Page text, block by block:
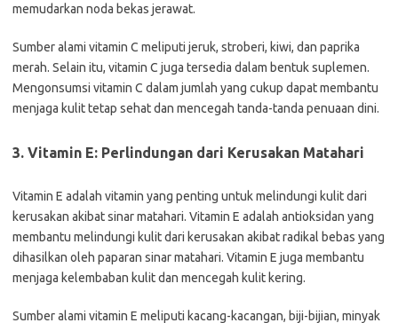
memudarkan noda bekas jerawat.
Sumber alami vitamin C meliputi jeruk, stroberi, kiwi, dan paprika
merah. Selain itu, vitamin C juga tersedia dalam bentuk suplemen.
Mengonsumsi vitamin C dalam jumlah yang cukup dapat membantu
menjaga kulit tetap sehat dan mencegah tanda-tanda penuaan dini.
3. Vitamin E: Perlindungan dari Kerusakan Matahari
Vitamin E adalah vitamin yang penting untuk melindungi kulit dari
kerusakan akibat sinar matahari. Vitamin E adalah antioksidan yang
membantu melindungi kulit dari kerusakan akibat radikal bebas yang
dihasilkan oleh paparan sinar matahari. Vitamin E juga membantu
menjaga kelembaban kulit dan mencegah kulit kering.
Sumber alami vitamin E meliputi kacang-kacangan, biji-bijian, minyak